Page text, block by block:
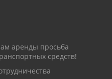
аренды просьба
средств!